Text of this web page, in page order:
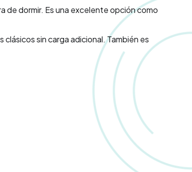
de dormir. Es una excelente opción como
sin carga adicional. También es